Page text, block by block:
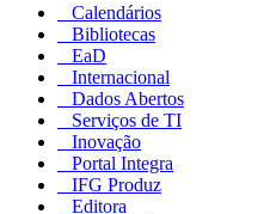
Calendários
Bibliotecas
EaD
Internacional
Dados Abertos
Serviços de TI
Inovação
Portal Integra
IFG Produz
Editora